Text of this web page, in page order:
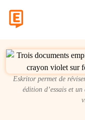
Eskritor permet de
édition d’essais et